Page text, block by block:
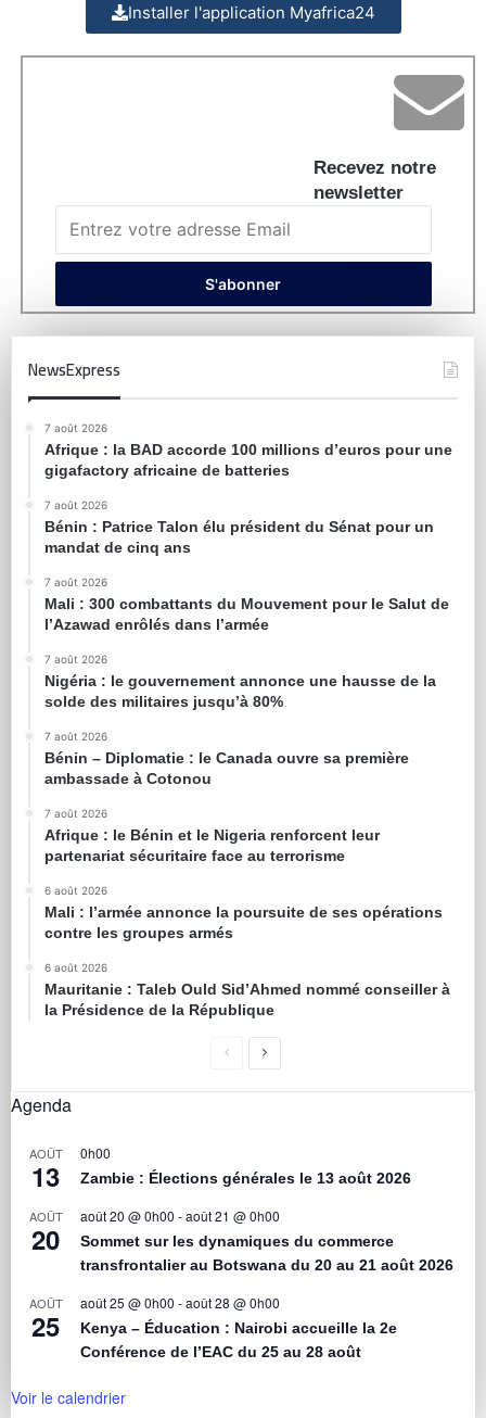
Installer l'application Myafrica24
Recevez notre
newsletter
NewsExpress
7 août 2026
Afrique : la BAD accorde 100 millions d’euros pour une
gigafactory africaine de batteries
7 août 2026
Bénin : Patrice Talon élu président du Sénat pour un
mandat de cinq ans
7 août 2026
Mali : 300 combattants du Mouvement pour le Salut de
l’Azawad enrôlés dans l’armée
7 août 2026
Nigéria : le gouvernement annonce une hausse de la
solde des militaires jusqu’à 80%
7 août 2026
Bénin – Diplomatie : le Canada ouvre sa première
ambassade à Cotonou
7 août 2026
Afrique : le Bénin et le Nigeria renforcent leur
partenariat sécuritaire face au terrorisme
6 août 2026
Mali : l’armée annonce la poursuite de ses opérations
contre les groupes armés
6 août 2026
Mauritanie : Taleb Ould Sid’Ahmed nommé conseiller à
la Présidence de la République
Agenda
AOÛT
13
0h00
Zambie : Élections générales le 13 août 2026
AOÛT
20
août 20 @ 0h00 -août 21 @ 0h00
Sommet sur les dynamiques du commerce
transfrontalier au Botswana du 20 au 21 août 2026
AOÛT
25
août 25 @ 0h00 -août 28 @ 0h00
Kenya – Éducation : Nairobi accueille la 2e
Conférence de l’EAC du 25 au 28 août
Voir le calendrier